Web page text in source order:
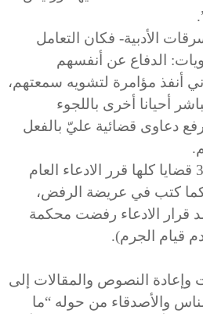
الأدبية- فكان التعامل
لانتحالاتهم على 3 مستويات: الدفاع عن أنفسهم
أنفذ مؤامرة لتشويه سمعتهم،
أحيانا أخرى باللجوء
رفع دعاوى قضائية عليّ بالفعل
يفيد المعمري أنه رُفِعت عليه حتى الآن 3 قضايا كلها قرر الادعاء العام
كتب في عريضة الرفض،
قرار الادعاء رفضت محكمة
قيام الجرم).
النصوص والمقالات إلى
والأصدقاء من حوله “ما